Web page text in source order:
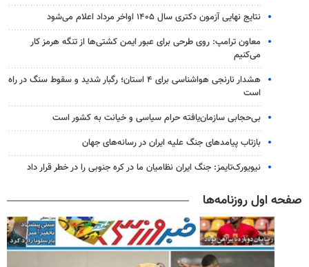
نتایج نهایی آزمون دکتری سال ۱۴۰۵ اواخر مرداد اعلام می‌شود
معاون ترامپ: روی طرحی برای عبور ایمن کشتی‌ها از تنگه هرمز کار
می‌کنیم
هشدار نارنجی هواشناسی برای ۴ استان؛ رگبار شدید و سقوط سنگ در راه
است
بی‌حجابی سازمان‌یافته حرام سیاسی و خیانت به کشور است
بازتاب پیامدهای جنگ علیه ایران در رسانه‌های جهان
نیویورک‌تایمز: جنگ ایران نظامیان ما در کره جنوبی را در خطر قرار داد
صفحه اول روزنامه‌ها